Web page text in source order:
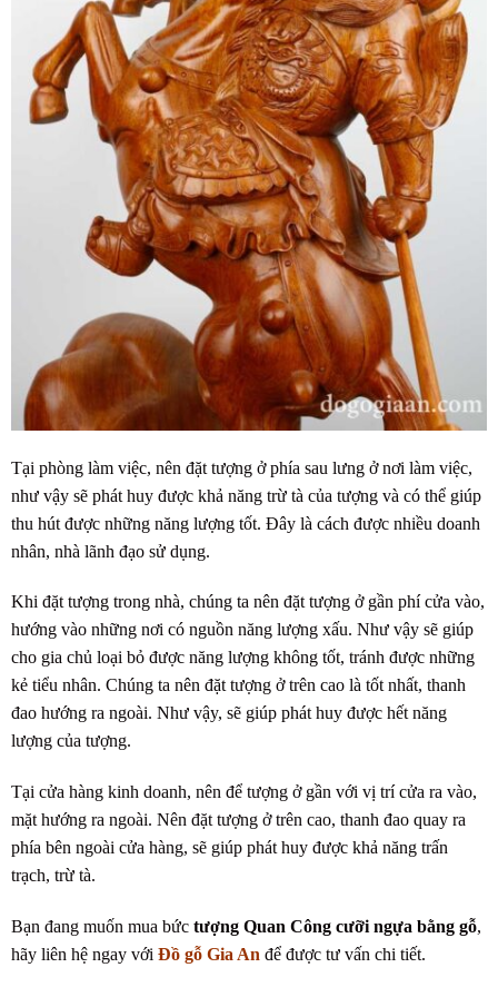
Tại phòng làm việc, nên đặt tượng ở phía sau lưng ở nơi làm việc,
như vậy sẽ phát huy được khả năng trừ tà của tượng và có thể giúp
thu hút được những năng lượng tốt. Đây là cách được nhiều doanh
nhân, nhà lãnh đạo sử dụng.
Khi đặt tượng trong nhà, chúng ta nên đặt tượng ở gần phí cửa vào,
hướng vào những nơi có nguồn năng lượng xấu. Như vậy sẽ giúp
cho gia chủ loại bỏ được năng lượng không tốt, tránh được những
kẻ tiểu nhân. Chúng ta nên đặt tượng ở trên cao là tốt nhất, thanh
đao hướng ra ngoài. Như vậy, sẽ giúp phát huy được hết năng
lượng của tượng.
Tại cửa hàng kinh doanh, nên để tượng ở gần với vị trí cửa ra vào,
mặt hướng ra ngoài. Nên đặt tượng ở trên cao, thanh đao quay ra
phía bên ngoài cửa hàng, sẽ giúp phát huy được khả năng trấn
trạch, trừ tà.
Bạn đang muốn mua bức tượng Quan Công cưỡi ngựa bằng gỗ,
hãy liên hệ ngay với Đồ gỗ Gia An để được tư vấn chi tiết.